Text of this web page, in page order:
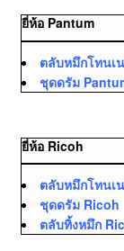
ยี่ห้อ Pantum
ตลับหมึกโทนเ
ชุดดรัม
ยี่ห้อ Ricoh
ตลับหมึกโทนเ
ชุดดรัม Ricoh
ตลับทิ้งหมึก